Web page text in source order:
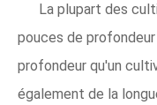
La plupart des
pouces de
profondeur qu'un
également de la